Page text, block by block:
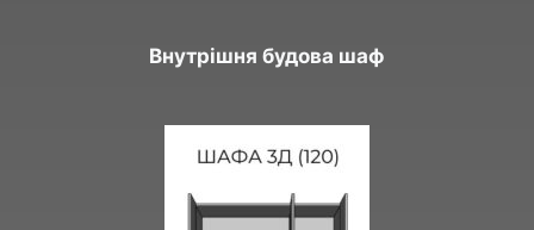
Внутрішня будова шаф